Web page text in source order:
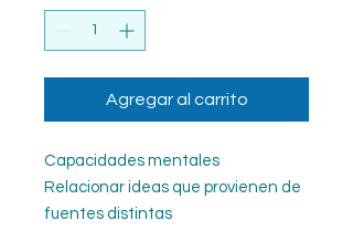
Agregar al carrito
Capacidades mentales
Relacionar ideas que provienen de
fuentes distintas